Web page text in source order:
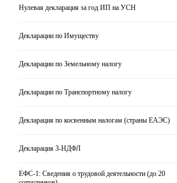
Нулевая декларация за год ИП на УСН
Декларации по Имуществу
Декларации по Земельному налогу
Декларации по Транспортному налогу
Декларация по косвенным налогам (страны ЕАЭС)
Декларация 3-НДФЛ
ЕФС-1: Сведения о трудовой деятельности (до 20